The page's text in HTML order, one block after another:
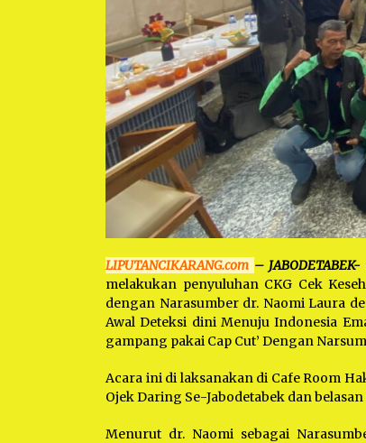
LIPUTANCIKARANG.com – JABODETABEK-
melakukan penyuluhan CKG Cek
dengan Narasumber dr. Naomi Laura
Awal Deteksi dini Menuju Indonesia
gampang pakai Cap Cut’ Dengan
Acara ini di laksanakan di Cafe Room
Ojek Daring Se-Jabodetabek dan
Menurut dr. Naomi sebagai